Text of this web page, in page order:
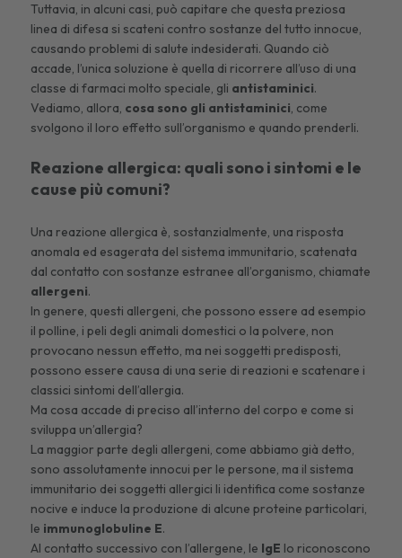
Tuttavia, in alcuni casi, può capitare che questa preziosa
linea di difesa si scateni contro sostanze del tutto innocue,
causando problemi di salute indesiderati. Quando ciò
accade, l’unica soluzione è quella di ricorrere all’uso di una
classe di farmaci molto speciale, gli antistaminici.
Vediamo, allora, cosa sono gli antistaminici, come
svolgono il loro effetto sull’organismo e quando prenderli.
Reazione allergica: quali sono i sintomi e le
cause più comuni?
Una reazione allergica è, sostanzialmente, una risposta
anomala ed esagerata del sistema immunitario, scatenata
dal contatto con sostanze estranee all’organismo, chiamate
allergeni.
In genere, questi allergeni, che possono essere ad esempio
il polline, i peli degli animali domestici o la polvere, non
provocano nessun effetto, ma nei soggetti predisposti,
possono essere causa di una serie di reazioni e scatenare i
classici sintomi dell’allergia.
Ma cosa accade di preciso all’interno del corpo e come si
sviluppa un’allergia?
La maggior parte degli allergeni, come abbiamo già detto,
sono assolutamente innocui per le persone, ma il sistema
immunitario dei soggetti allergici li identifica come sostanze
nocive e induce la produzione di alcune proteine particolari,
le immunoglobuline E.
Al contatto successivo con l’allergene, le IgE lo riconoscono